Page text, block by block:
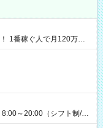
1番稼ぐ人で月120万ほ
1日150個配達×25日勤務
～20:00（シフト制/実
週4も有り） ※配達状況